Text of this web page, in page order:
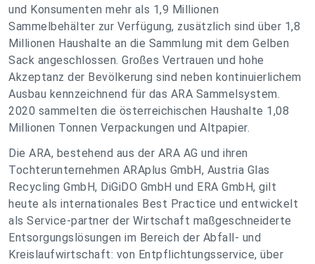
und Konsumenten mehr als 1,9 Millionen
Sammelbehälter zur Verfügung, zusätzlich sind über 1,8
Millionen Haushalte an die Sammlung mit dem Gelben
Sack angeschlossen. Großes Vertrauen und hohe
Akzeptanz der Bevölkerung sind neben kontinuierlichem
Ausbau kennzeichnend für das ARA Sammelsystem.
2020 sammelten die österreichischen Haushalte 1,08
Millionen Tonnen Verpackungen und Altpapier.
Die ARA, bestehend aus der ARA AG und ihren
Tochterunternehmen ARAplus GmbH, Austria Glas
Recycling GmbH, DiGiDO GmbH und ERA GmbH, gilt
heute als internationales Best Practice und entwickelt
als Service-partner der Wirtschaft maßgeschneiderte
Entsorgungslösungen im Bereich der Abfall- und
Kreislaufwirtschaft: von Entpflichtungsservice, über